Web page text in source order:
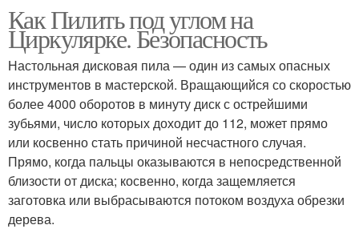
Как Пилить под углом на
Циркулярке. Безопасность
Настольная дисковая пила — один из самых опасных
инструментов в мастерской. Вращающийся со скоростью
более 4000 оборотов в минуту диск с острейшими
зубьями, число которых доходит до 112, может прямо
или косвенно стать причиной несчастного случая.
Прямо, когда пальцы оказываются в непосредственной
близости от диска; косвенно, когда защемляется
заготовка или выбрасываются потоком воздуха обрезки
дерева.